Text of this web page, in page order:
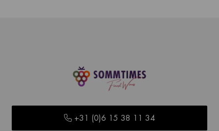
+31 (0)6 15 38 11 34